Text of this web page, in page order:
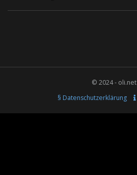
© 2024 - oli.net
§ Datenschutzerklärung